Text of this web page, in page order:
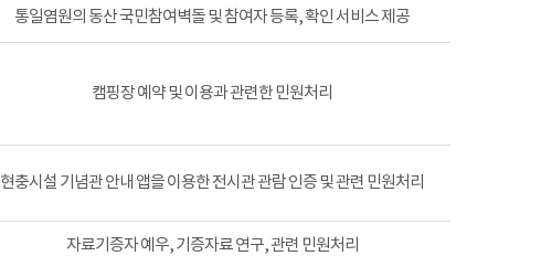
통일염원의 동산 국민참여벽돌 및 참여자 등록, 확인 서비스 제공
캠핑장 예약 및 이용과 관련한 민원처리
현충시설 기념관 안내 앱을 이용한 전시관 관람 인증 및 관련 민원처리
자료기증자 예우, 기증자료 연구, 관련 민원처리